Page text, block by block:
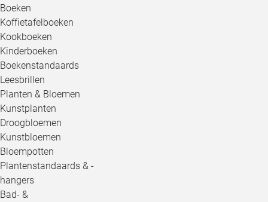
Boeken
Koffietafelboeken
Kookboeken
Kinderboeken
Boekenstandaards
Leesbrillen
Planten & Bloemen
Kunstplanten
Droogbloemen
Kunstbloemen
Bloempotten
Plantenstandaards & -
hangers
Bad- &